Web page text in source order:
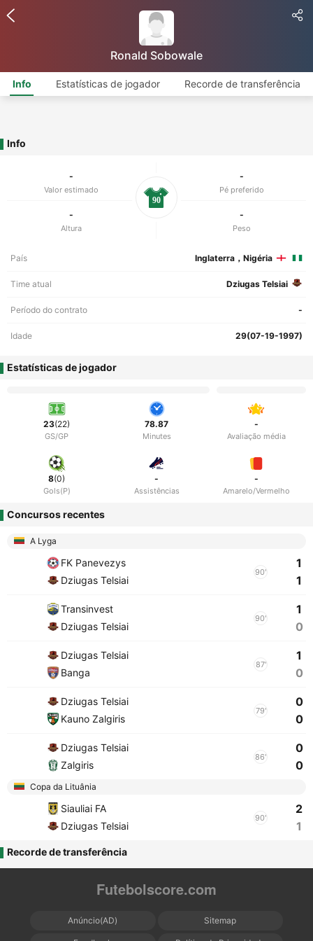
Ronald Sobowale
Info Estatísticas de jogador Recorde de transferência
Info
-
Valor estimado
-
Pé preferido
-
Altura
-
Peso
90
País Inglaterra，Nigéria
Time atual Dziugas Telsiai
Período do contrato -
Idade 29(07-19-1997)
Estatísticas de jogador
23(22)
GS/GP
78.87
Minutes
-
Avaliação média
8(0)
Gols(P)
-
Assistências
-
Amarelo/Vermelho
Concursos recentes
A Lyga
FK Panevezys
Dziugas Telsiai
90'
1
1
Transinvest
Dziugas Telsiai
90'
1
0
Dziugas Telsiai
Banga
87'
1
0
Dziugas Telsiai
Kauno Zalgiris
79'
0
0
Dziugas Telsiai
Zalgiris
86'
0
0
Copa da Lituânia
Siauliai FA
Dziugas Telsiai
90'
2
1
Recorde de transferência
Futebolscore.com
Anúncio(AD) Sitemap